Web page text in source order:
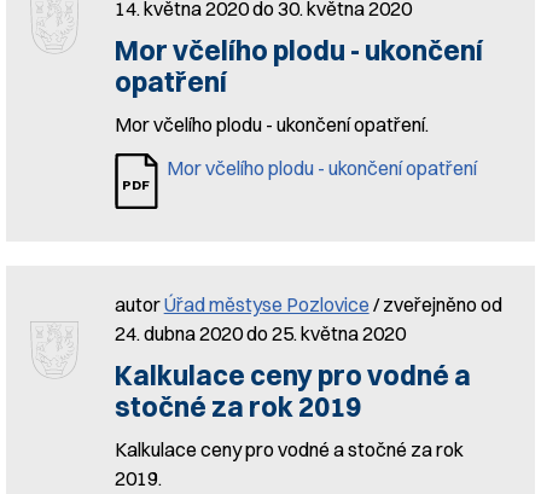
14. května 2020 do 30. května 2020
Mor včelího plodu - ukončení
opatření
Mor včelího plodu - ukončení opatření.
Mor včelího plodu - ukončení opatření
autorÚřad městyse Pozlovice / zveřejněno od
24. dubna 2020 do 25. května 2020
Kalkulace ceny pro vodné a
stočné za rok 2019
Kalkulace ceny pro vodné a stočné za rok
2019.